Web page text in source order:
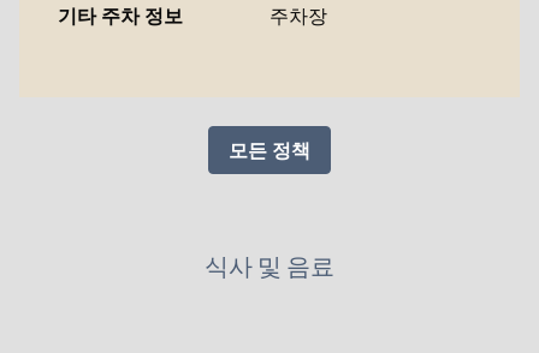
기타 주차 정보
주차장
모든 정책
식사 및 음료